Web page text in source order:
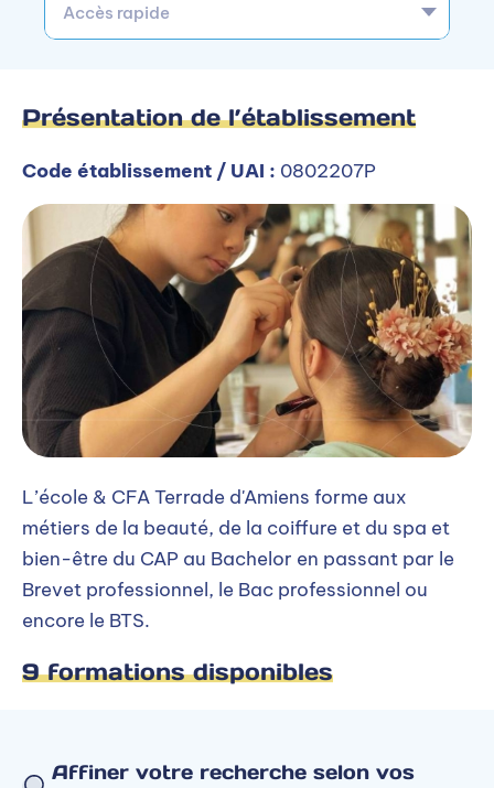
Accès rapide
Présentation de l’établissement
Code établissement / UAI : 0802207P
L’école & CFA Terrade d'Amiens forme aux
métiers de la beauté, de la coiffure et du spa et
bien-être du CAP au Bachelor en passant par le
Brevet professionnel, le Bac professionnel ou
encore le BTS.
9 formations disponibles
Affiner votre recherche selon vos